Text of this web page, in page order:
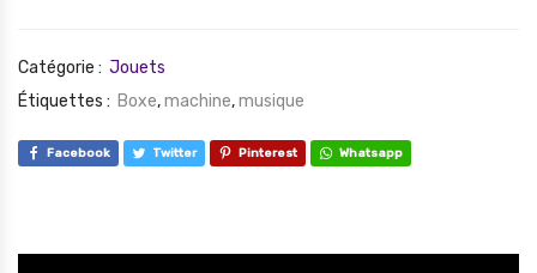
Catégorie : Jouets
Étiquettes : Boxe,machine,musique
Facebook Twitter Pinterest Whatsapp